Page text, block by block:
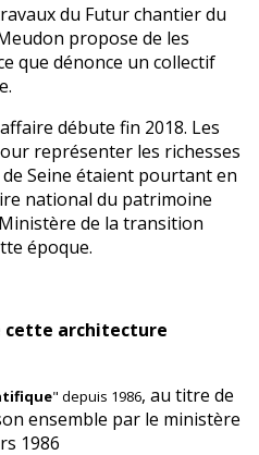
du Futur chantier du
propose de les
que dénonce un collectif
débute fin 2018. Les
représenter les richesses
Seine étaient pourtant en
national du patrimoine
de la transition
époque.
cette architecture
" depuis 1986, au titre de
ensemble par le ministère
1986